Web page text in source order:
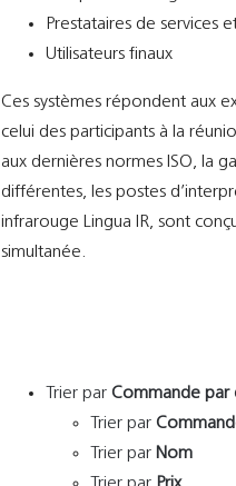
Prestataires de services
Utilisateurs finaux
Ces systèmes répondent aux
celui des participants à la
aux dernières normes ISO, la
différentes, les postes
infrarouge Lingua IR, sont
simultanée.
Trier parCommande par
Trier par
Trier parNom